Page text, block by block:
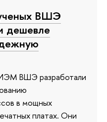
ВШЭ
дешевле
ВШЭ разработали
в мощных
платах. Они